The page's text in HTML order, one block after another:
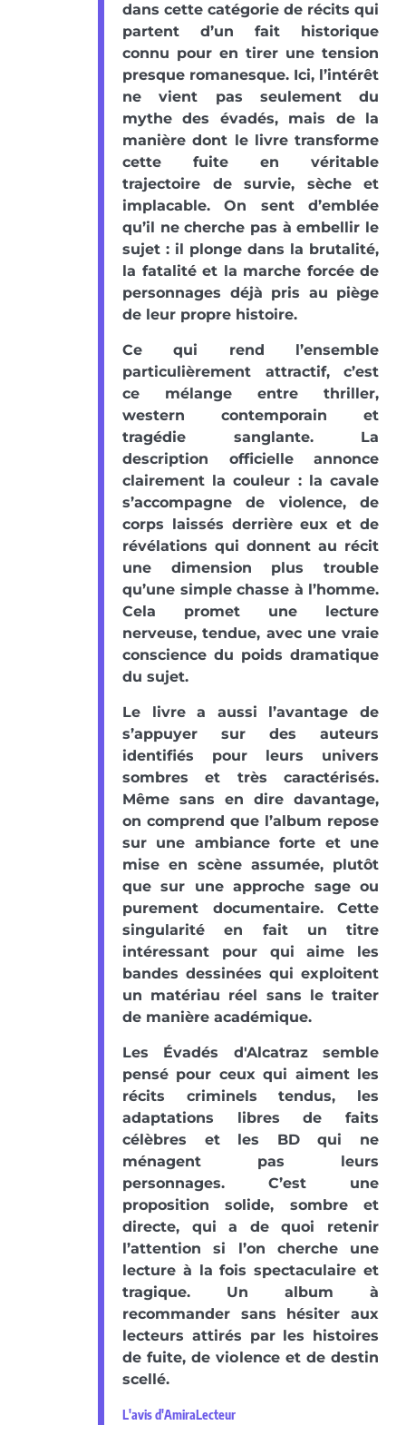
dans cette catégorie de récits qui
partent d’un fait historique
connu pour en tirer une tension
presque romanesque. Ici, l’intérêt
ne vient pas seulement du
mythe des évadés, mais de la
manière dont le livre transforme
cette fuite en véritable
trajectoire de survie, sèche et
implacable. On sent d’emblée
qu’il ne cherche pas à embellir le
sujet : il plonge dans la brutalité,
la fatalité et la marche forcée de
personnages déjà pris au piège
de leur propre histoire.
Ce qui rend l’ensemble
particulièrement attractif, c’est
ce mélange entre thriller,
western contemporain et
tragédie sanglante. La
description officielle annonce
clairement la couleur : la cavale
s’accompagne de violence, de
corps laissés derrière eux et de
révélations qui donnent au récit
une dimension plus trouble
qu’une simple chasse à l’homme.
Cela promet une lecture
nerveuse, tendue, avec une vraie
conscience du poids dramatique
du sujet.
Le livre a aussi l’avantage de
s’appuyer sur des auteurs
identifiés pour leurs univers
sombres et très caractérisés.
Même sans en dire davantage,
on comprend que l’album repose
sur une ambiance forte et une
mise en scène assumée, plutôt
que sur une approche sage ou
purement documentaire. Cette
singularité en fait un titre
intéressant pour qui aime les
bandes dessinées qui exploitent
un matériau réel sans le traiter
de manière académique.
Les Évadés d'Alcatraz semble
pensé pour ceux qui aiment les
récits criminels tendus, les
adaptations libres de faits
célèbres et les BD qui ne
ménagent pas leurs
personnages. C’est une
proposition solide, sombre et
directe, qui a de quoi retenir
l’attention si l’on cherche une
lecture à la fois spectaculaire et
tragique. Un album à
recommander sans hésiter aux
lecteurs attirés par les histoires
de fuite, de violence et de destin
scellé.
L'avis d'AmiraLecteur